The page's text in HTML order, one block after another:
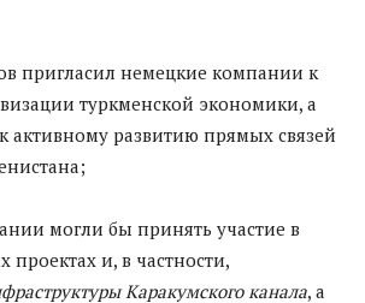
пригласил немецкие компании к
туркменской экономики, а
активному развитию прямых связей
могли бы принять участие в
проектах и, в частности,
Каракумского канала, а